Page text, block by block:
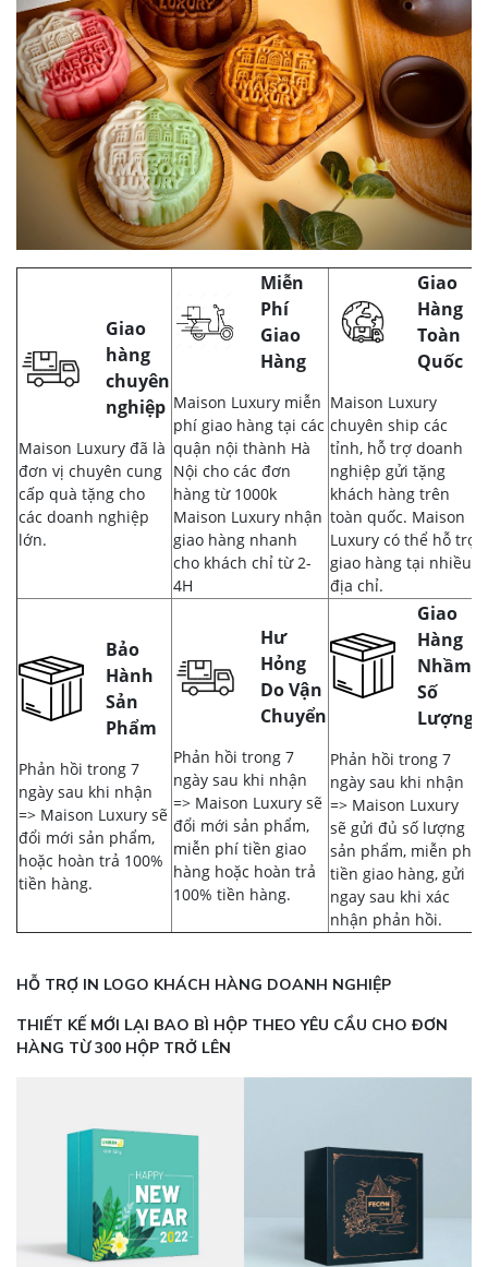
Giao
hàng
chuyên
nghiệp
Maison Luxury đã là
đơn vị chuyên cung
cấp quà tặng cho
các doanh nghiệp
lớn.
Miễn
Phí
Giao
Hàng
Maison Luxury miễn
phí giao hàng tại các
quận nội thành Hà
Nội cho các đơn
hàng từ 1000k
Maison Luxury nhận
giao hàng nhanh
cho khách chỉ từ 2-
4H
Giao
Hàng
Toàn
Quốc
Maison Luxury
chuyên ship các
tỉnh, hỗ trợ doanh
nghiệp gửi tặng
khách hàng trên
toàn quốc. Maison
Luxury có thể hỗ trợ
giao hàng tại nhiều
địa chỉ.
Bảo
Hành
Sản
Phẩm
Phản hồi trong 7
ngày sau khi nhận
=> Maison Luxury sẽ
đổi mới sản phẩm,
hoặc hoàn trả 100%
tiền hàng.
Hư
Hỏng
Do Vận
Chuyển
Phản hồi trong 7
ngày sau khi nhận
=> Maison Luxury sẽ
đổi mới sản phẩm,
miễn phí tiền giao
hàng hoặc hoàn trả
100% tiền hàng.
Giao
Hàng
Nhầm,
Số
Lượng
Phản hồi trong 7
ngày sau khi nhận
=> Maison Luxury
sẽ gửi đủ số lượng
sản phẩm, miễn phí
tiền giao hàng, gửi
ngay sau khi xác
nhận phản hồi.
HỖ TRỢ IN LOGO KHÁCH HÀNG DOANH NGHIỆP
THIẾT KẾ MỚI LẠI BAO BÌ HỘP THEO YÊU CẦU CHO ĐƠN
HÀNG TỪ 300 HỘP TRỞ LÊN